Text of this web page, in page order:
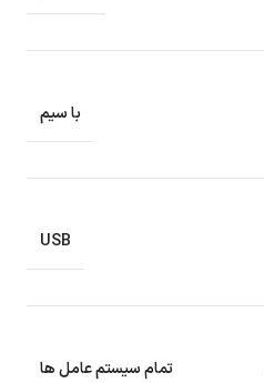
با سیم
USB
تمام سیستم عامل ها